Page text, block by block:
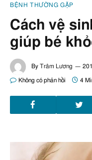
BỆNH THƯỜNG GẶP
Cách vệ
giúp bé
By Trâm Lương
Không có phản hồi 4